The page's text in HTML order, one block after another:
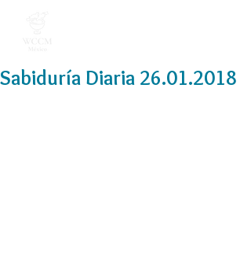
Sabiduría Diaria 26.01.2018